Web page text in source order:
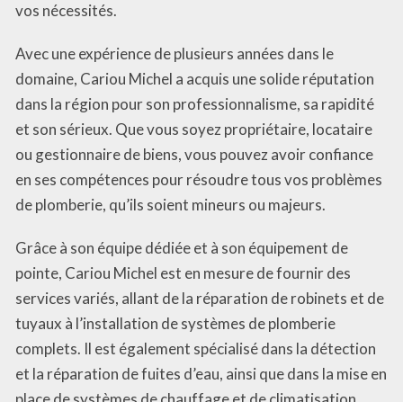
vos nécessités.
Avec une expérience de plusieurs années dans le
domaine, Cariou Michel a acquis une solide réputation
dans la région pour son professionnalisme, sa rapidité
et son sérieux. Que vous soyez propriétaire, locataire
ou gestionnaire de biens, vous pouvez avoir confiance
en ses compétences pour résoudre tous vos problèmes
de plomberie, qu’ils soient mineurs ou majeurs.
Grâce à son équipe dédiée et à son équipement de
pointe, Cariou Michel est en mesure de fournir des
services variés, allant de la réparation de robinets et de
tuyaux à l’installation de systèmes de plomberie
complets. Il est également spécialisé dans la détection
et la réparation de fuites d’eau, ainsi que dans la mise en